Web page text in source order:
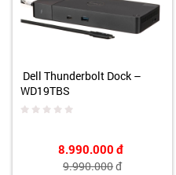
Dell Thunderbolt Dock –
WD19TBS
8.990.000 đ
9.990.000đ